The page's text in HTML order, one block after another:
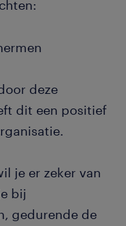
deze
dit een positief
je er zeker van
bij
gedurende de